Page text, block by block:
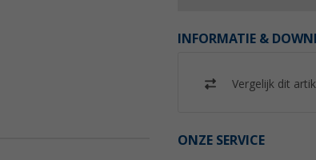
INFORMATIE &
Vergelijk dit
ONZE SERVICE